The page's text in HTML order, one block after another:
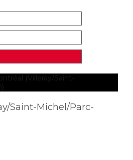
Saint-Michel/Parc-